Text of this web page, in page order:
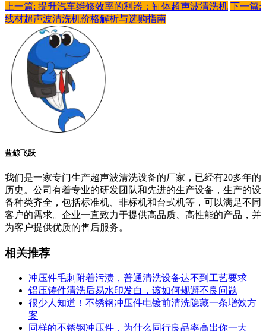
上一篇: 提升汽车维修效率的利器：缸体超声波清洗机 下一篇:
线材超声波清洗机价格解析与选购指南
蓝鲸飞跃
我们是一家专门生产超声波清洗设备的厂家，已经有20多年的
历史。公司有着专业的研发团队和先进的生产设备，生产的设
备种类齐全，包括标准机、非标机和台式机等，可以满足不同
客户的需求。企业一直致力于提供高品质、高性能的产品，并
为客户提供优质的售后服务。
相关推荐
冲压件毛刺附着污渍，普通清洗设备达不到工艺要求
铝压铸件清洗后易水印发白，该如何规避不良问题
很少人知道！不锈钢冲压件电镀前清洗隐藏一条增效方
案
同样的不锈钢冲压件，为什么同行良品率高出你一大